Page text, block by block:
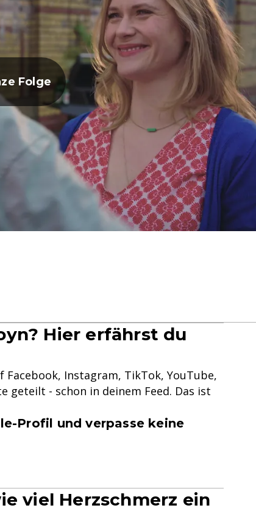
Folge
Hier erfährst du
Instagram, TikTok, YouTube,
geteilt - schon in deinem Feed. Das ist
Profil und verpasse keine
viel Herzschmerz ein